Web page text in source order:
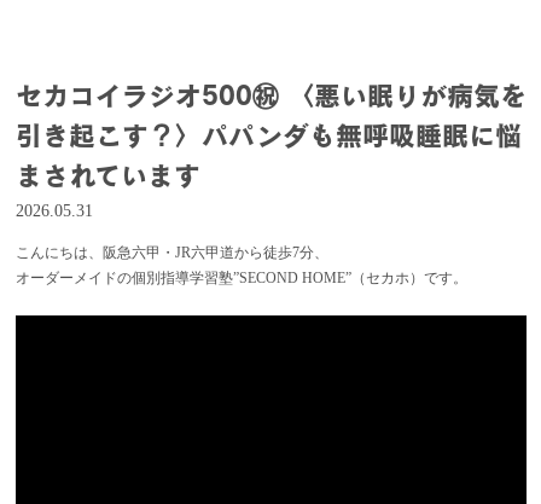
セカコイラジオ500㊗️ 〈悪い眠りが病気を
引き起こす？〉パパンダも無呼吸睡眠に悩
まされています
2026.05.31
こんにちは、阪急六甲・JR六甲道から徒歩7分、
オーダーメイドの個別指導学習塾”SECOND HOME”（セカホ）です。